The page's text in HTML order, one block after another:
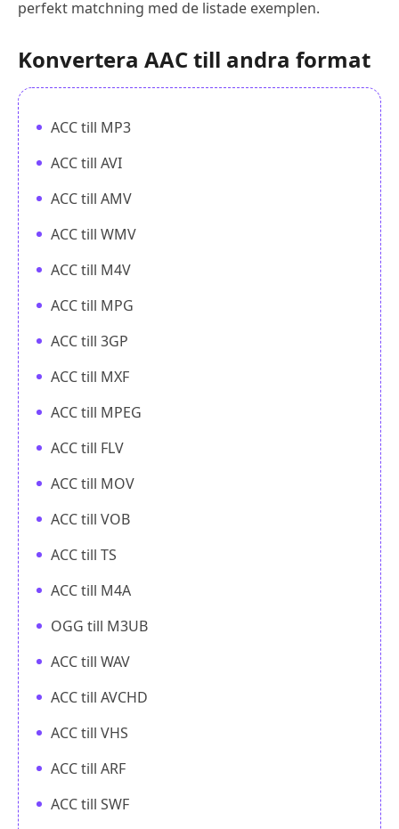
perfekt matchning med de listade exemplen.
Konvertera AAC till andra format
ACC till MP3
ACC till AVI
ACC till AMV
ACC till WMV
ACC till M4V
ACC till MPG
ACC till 3GP
ACC till MXF
ACC till MPEG
ACC till FLV
ACC till MOV
ACC till VOB
ACC till TS
ACC till M4A
OGG till M3UB
ACC till WAV
ACC till AVCHD
ACC till VHS
ACC till ARF
ACC till SWF